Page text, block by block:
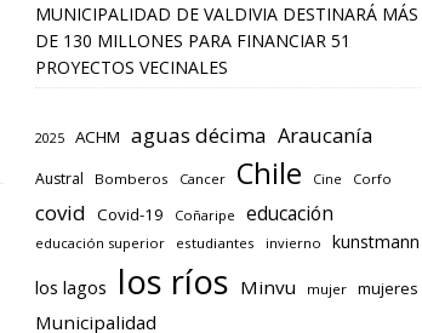
MUNICIPALIDAD DE VALDIVIA DESTINARÁ MÁS
DE 130 MILLONES PARA FINANCIAR 51
PROYECTOS VECINALES
2025 ACHM aguas décima Araucanía
Austral Bomberos Cancer Chile Cine Corfo
covid Covid-19 Coñaripe educación
educación superior estudiantes invierno kunstmann
los lagos los ríos Minvu mujer mujeres
Municipalidad